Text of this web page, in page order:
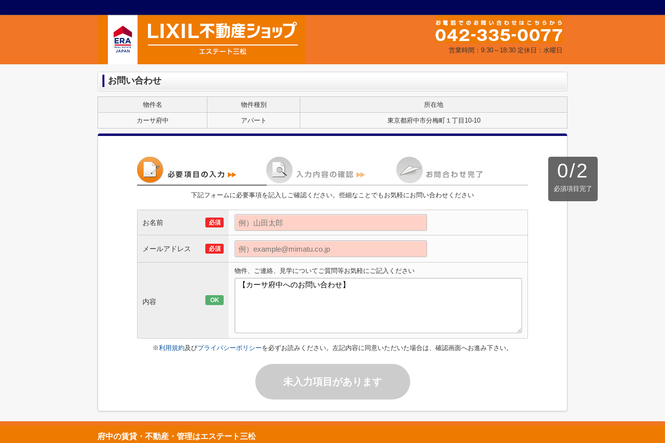
営業時間：9:30～18:30 定休日：水曜日
お問い合わせ
物件名 物件種別 所在地
カーサ府中 アパート 東京都府中市分梅町１丁目10-10
0/2
必須項目完了
下記フォームに必要事項を記入しご確認ください。些細なことでもお気軽にお問い合わせください
お名前 必須
メールアドレス 必須
内容 OK
物件、ご連絡、見学についてご質問等お気軽にご記入ください
※利用規約及びプライバシーポリシーを必ずお読みください。左記内容に同意いただいた場合は、確認画面へお進み下さい。
未入力項目があります
府中の賃貸・不動産・管理はエステート三松